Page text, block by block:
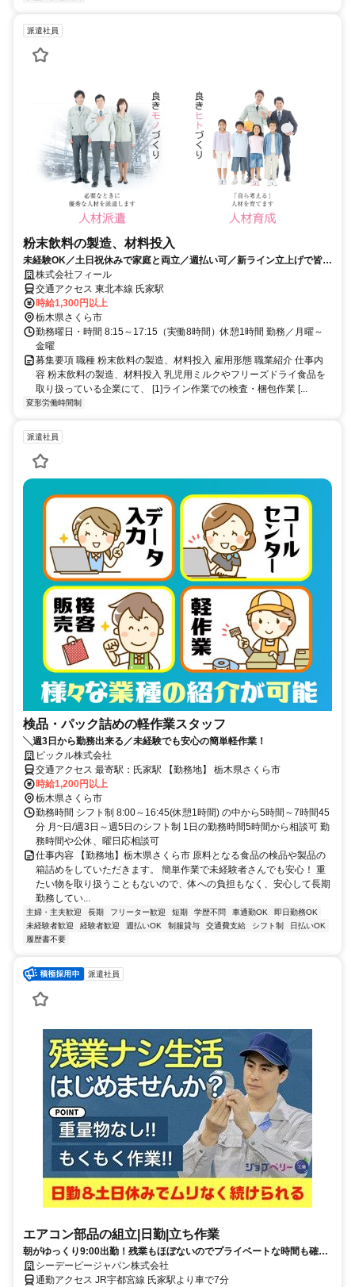
派遣社員
粉末飲料の製造、材料投入
未経験OK／土日祝休みで家庭と両立／週払い可／新ライン立上げで皆同
じスタート！
株式会社フィール
交通アクセス 東北本線 氏家駅
時給1,300円以上
栃木県さくら市
勤務曜日・時間 8:15～17:15（実働8時間）休憩1時間 勤務／月曜～
金曜
募集要項 職種 粉末飲料の製造、材料投入 雇用形態 職業紹介 仕事内
容 粉末飲料の製造、材料投入 乳児用ミルクやフリーズドライ食品を
取り扱っている企業にて、 [1]ライン作業での検査・梱包作業 [...
変形労働時間制
派遣社員
検品・パック詰めの軽作業スタッフ
╲週3日から勤務出来る／未経験でも安心の簡単軽作業！
ピックル株式会社
交通アクセス 最寄駅：氏家駅 【勤務地】 栃木県さくら市
時給1,200円以上
栃木県さくら市
勤務時間 シフト制 8:00～16:45(休憩1時間) の中から5時間～7時間45
分 月~日/週3日～週5日のシフト制 1日の勤務時間5時間から相談可 勤
務時間や公休、曜日応相談可
仕事内容 【勤務地】栃木県さくら市 原料となる食品の検品や製品の
箱詰めをしていただきます。 簡単作業で未経験者さんでも安心！ 重
たい物を取り扱うこともないので、体への負担もなく、安心して長期
勤務してい...
主婦・主夫歓迎 長期 フリーター歓迎 短期 学歴不問 車通勤OK
即日勤務OK
未経験者歓迎
経験者歓迎 週払いOK 制服貸与 交通費支給 シフト制
日払いOK
履歴書不要
派遣社員
エアコン部品の組立|日勤|立ち作業
朝がゆっくり9:00出勤！残業もほぼないのでプライベートな時間も確保
可能！日勤専属のお仕事！人気のもくもく簡単軽作業☆新設したばかり
の工場☆
シーデーピージャパン株式会社
通勤アクセス JR宇都宮線 氏家駅より車で7分